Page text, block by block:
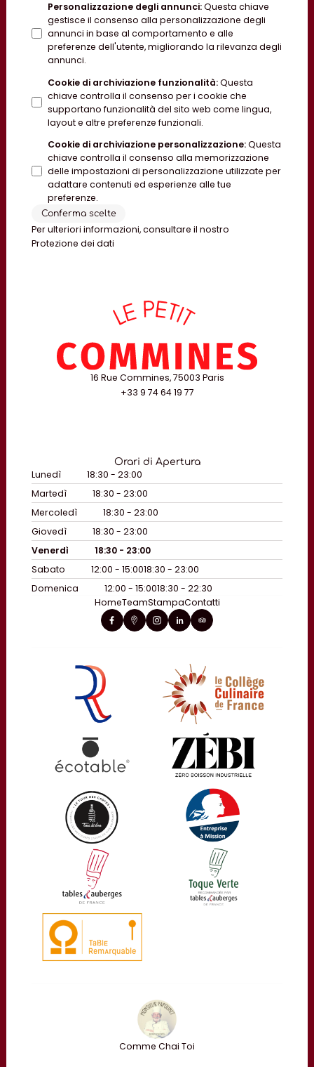
Personalizzazione degli annunci: Questa chiave
gestisce il consenso alla personalizzazione degli
annunci in base al comportamento e alle
preferenze dell'utente, migliorando la rilevanza degli
annunci.
Cookie di archiviazione funzionalità: Questa
chiave controlla il consenso per i cookie che
supportano funzionalità del sito web come lingua,
layout e altre preferenze funzionali.
Cookie di archiviazione personalizzazione: Questa
chiave controlla il consenso alla memorizzazione
delle impostazioni di personalizzazione utilizzate per
adattare contenuti ed esperienze alle tue
preferenze.
Conferma scelte
Per ulteriori informazioni, consultare il nostro
Protezione dei dati
16 Rue Commines, 75003 Paris
+33 9 74 64 19 77
Orari di Apertura
Lunedì
18:30 - 23:00
Martedì
18:30 - 23:00
Mercoledì
18:30 - 23:00
Giovedì
18:30 - 23:00
Venerdì
18:30 - 23:00
Sabato
12:00 - 15:0018:30 - 23:00
Domenica
12:00 - 15:0018:30 - 22:30
HomeTeamStampaContatti
Comme Chai Toi